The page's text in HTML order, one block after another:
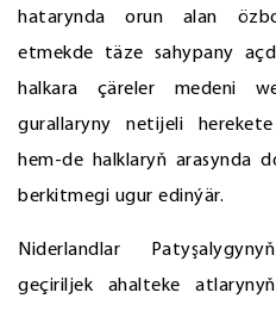
hatarynda orun alan
etmekde täze sahypany
halkara çäreler medeni
gurallaryny netijeli
hem-de halklaryň arasynda
berkitmegi ugur edinýär.
Niderlandlar
geçiriljek ahalteke